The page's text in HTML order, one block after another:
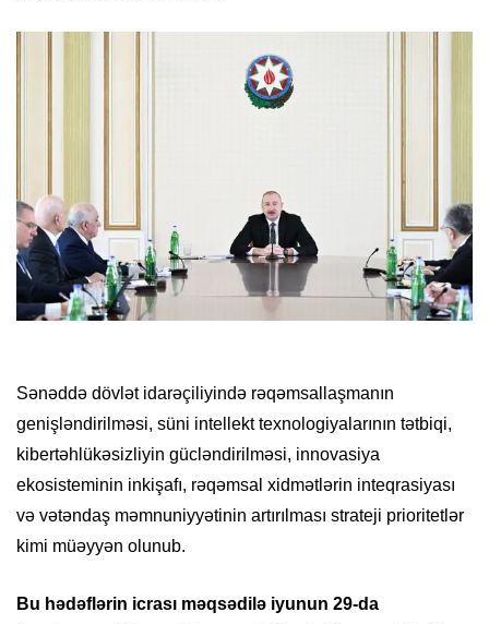
Sənəddə dövlət idarəçiliyində rəqəmsallaşmanın
genişləndirilməsi, süni intellekt texnologiyalarının tətbiqi,
kibertəhlükəsizliyin gücləndirilməsi, innovasiya
ekosisteminin inkişafı, rəqəmsal xidmətlərin inteqrasiyası
və vətəndaş məmnuniyyətinin artırılması strateji prioritetlər
kimi müəyyən olunub.
Bu hədəflərin icrası məqsədilə iyunun 29-da